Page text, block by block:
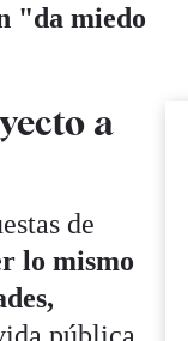
"da miedo
a
de
lo mismo
pública